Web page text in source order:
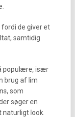
de giver et
samtidig
populære, især
brug af lim
som
søger en
look.